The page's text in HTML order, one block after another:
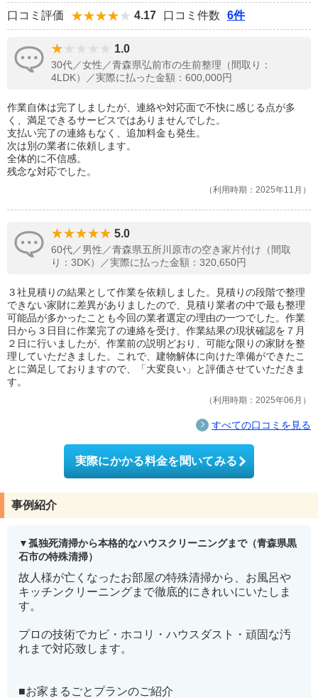
口コミ評価 4.17 口コミ件数 6件
1.0
30代／女性／青森県弘前市の生前整理（間取り：
4LDK）／実際に払った金額：600,000円
作業自体は完了しましたが、連絡や対応面で不快に感じる点が多
く、満足できるサービスではありませんでした。
支払い完了の連絡もなく、追加料金も発生。
次は別の業者に依頼します。
全体的に不信感。
残念な対応でした。
利用時期：2025年11月
5.0
60代／男性／青森県五所川原市の空き家片付け（間取
り：3DK）／実際に払った金額：320,650円
３社見積りの結果として作業を依頼しました。見積りの段階で整理
できない家財に差異がありましたので、見積り業者の中で最も整理
可能品が多かったことも今回の業者選定の理由の一つでした。作業
日から３日目に作業完了の連絡を受け、作業結果の現状確認を７月
２日に行いましたが、作業前の説明どおり、可能な限りの家財を整
理していただきました。これで、建物解体に向けた準備ができたこ
とに満足しておりますので、「大変良い」と評価させていただきま
す。
利用時期：2025年06月
すべての口コミを見る
実際にかかる料金を聞いてみる
事例紹介
孤独死清掃から本格的なハウスクリーニングまで（青森県黒
石市の特殊清掃）
故人様が亡くなったお部屋の特殊清掃から、お風呂や
キッチンクリーニングまで徹底的にきれいにいたしま
す。
プロの技術でカビ・ホコリ・ハウスダスト・頑固な汚
れまで対応致します。
■お家まるごとプランのご紹介